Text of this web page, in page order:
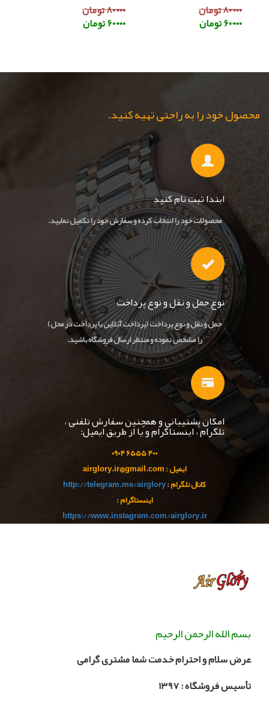
۸۰٬۰۰۰ تومان
۶۰٬۰۰۰ تومان
۸۰٬۰۰۰ تومان
۶۰٬۰۰۰ تومان
محصول خود را به راحتی تهیه کنید.
ابتدا ثبت نام کنید
محصولات خود را انتخاب کرده و سفارش خود را تکمیل نمایید.
نوع حمل و نقل و نوع پرداخت
حمل و نقل و نوع پرداخت (پرداخت آنلاین یا پرداخت در محل)
را مشخص نموده و منتظر ارسال فروشگاه باشید.
امکان پشتیبانی و همچنین سفارش تلفنی ،
تلگرام ، اینستاگرام و یا از طریق ایمیل:
۴۰۰ ۶۵۵۵ ۰ ۹۰۴
ایمیل : airglory.ir@gmail.com
کانال تلگرام :http://telegram.me/airglory
اینستاگرام :
https://www.instagram.com/airglory.ir
بسم الله الرحمن الرحیم
عرض سلام و احترام خدمت شما مشتری گرامی
تأسیس فروشگاه :
۱۳۹۷